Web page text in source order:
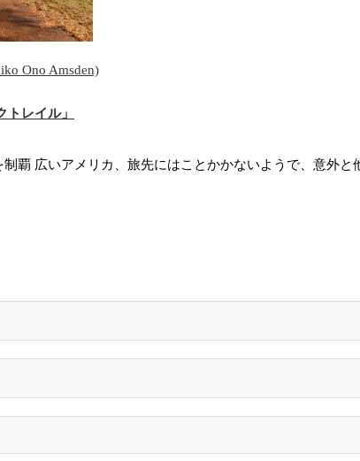
Ono Amsden)
レイル」
制覇 広いアメリカ、旅先にはことかかないようで、意外